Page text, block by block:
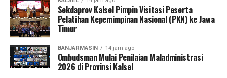
Sekdaprov Kalsel Pimpin Visitasi Peserta
Pelatihan Kepemimpinan Nasional (PKN) ke Jawa
Timur
BANJARMASIN 14 jam ago
Ombudsman Mulai Penilaian Maladministrasi
2026 di Provinsi Kalsel